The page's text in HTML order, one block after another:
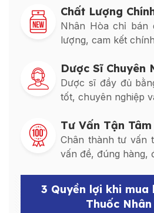
Chất Lượng
Nhân Hòa chỉ bán
lượng, cam kết
Dược Sĩ Chuyên
Dược sĩ đầy đủ
tốt, chuyên nghiệp
Tư Vấn Tận Tâm
Chân thành tư vấn
vấn đề, đúng hàng,
3 Quyền lợi khi mua
Thuốc